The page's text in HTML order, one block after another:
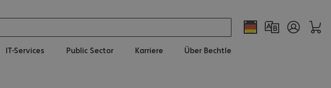
IT-Services Public Sector Karriere Über Bechtle